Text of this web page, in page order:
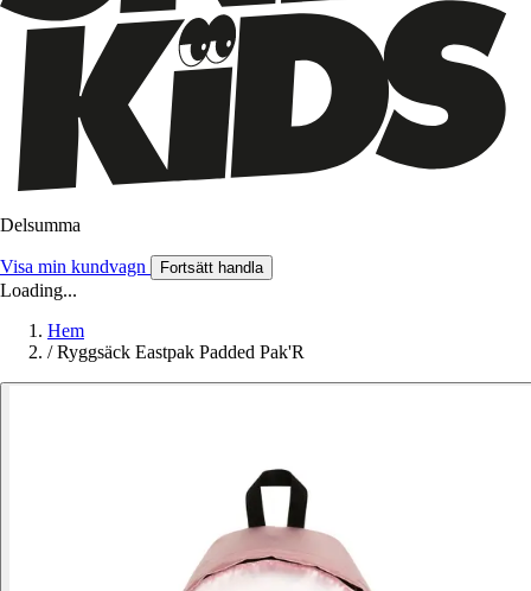
Delsumma
Visa min kundvagn Fortsätt handla
Loading...
Hem
/ Ryggsäck Eastpak Padded Pak'R